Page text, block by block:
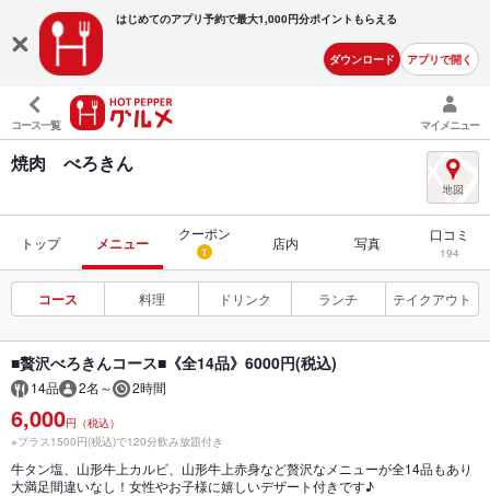
はじめてのアプリ予約で最大1,000円分ポイントもらえる
ダウンロード アプリで開く
コース一覧 マイメニュー
焼肉 べろきん
トップ メニュー
クーポン
1 店内 写真 口コミ
194
コース 料理 ドリンク ランチ テイクアウト
■贅沢べろきんコース■《全14品》6000円(税込)
14品 2名～ 2時間
6,000円（税込）
※プラス1500円(税込)で120分飲み放題付き
牛タン塩、山形牛上カルビ、山形牛上赤身など贅沢なメニューが全14品もあり
大満足間違いなし！女性やお子様に嬉しいデザート付きです♪